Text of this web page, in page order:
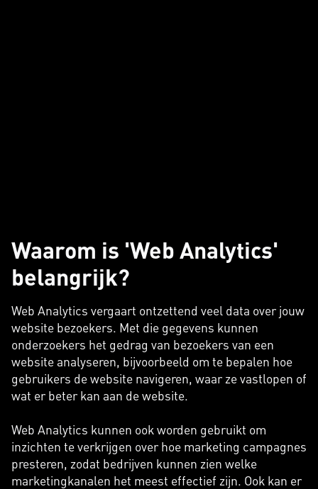
Waarom is 'Web Analytics'
belangrijk?
Web Analytics vergaart ontzettend veel data over jouw
website bezoekers. Met die gegevens kunnen
onderzoekers het gedrag van bezoekers van een
website analyseren, bijvoorbeeld om te bepalen hoe
gebruikers de website navigeren, waar ze vastlopen of
wat er beter kan aan de website.
Web Analytics kunnen ook worden gebruikt om
inzichten te verkrijgen over hoe marketing campagnes
presteren, zodat bedrijven kunnen zien welke
marketingkanalen het meest effectief zijn. Ook kan er